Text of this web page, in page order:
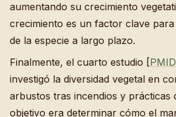
aumentando su crecimiento
crecimiento es un factor clave
de la especie a largo plazo.
Finalmente, el cuarto estudio [
investigó la diversidad vegetal en
arbustos tras incendios y prácticas
objetivo era determinar cómo el